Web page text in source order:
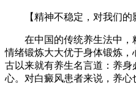
【精神不稳定，对我们的
在中国的传统养生法中，
情绪锻炼大大优于身体锻炼
古以来就有养生名言道：养身
心。对白癜风患者来说，养心